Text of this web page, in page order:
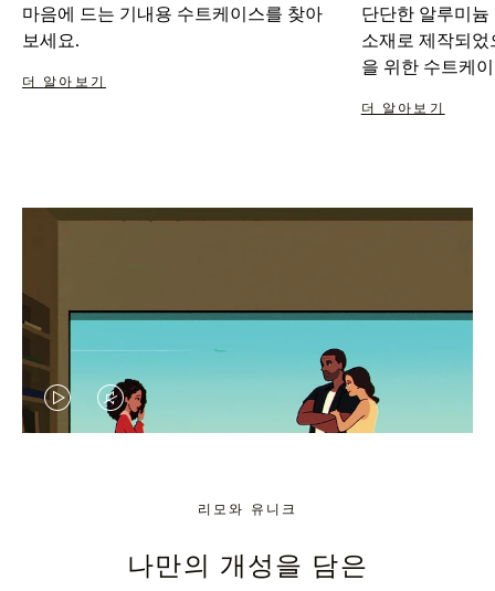
마음에 드는 기내용 수트케이스를 찾아
보세요.
더 알아보기
단단한 알루미
소재로 제작되
을 위한 수트케
더 알아보기
VIDEO
PRESS
VIDEO
MUTED,
PRESS
리모와 유니크
나만의 개성을 담은